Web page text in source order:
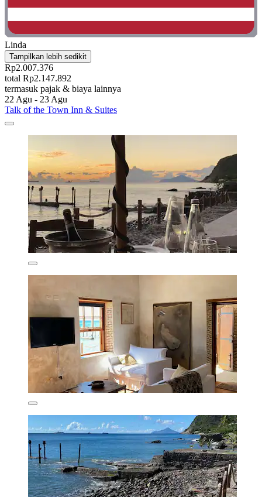
Linda
Tampilkan lebih sedikit
Rp2.007.376
total Rp2.147.892
termasuk pajak & biaya lainnya
22 Agu - 23 Agu
Talk of the Town Inn & Suites